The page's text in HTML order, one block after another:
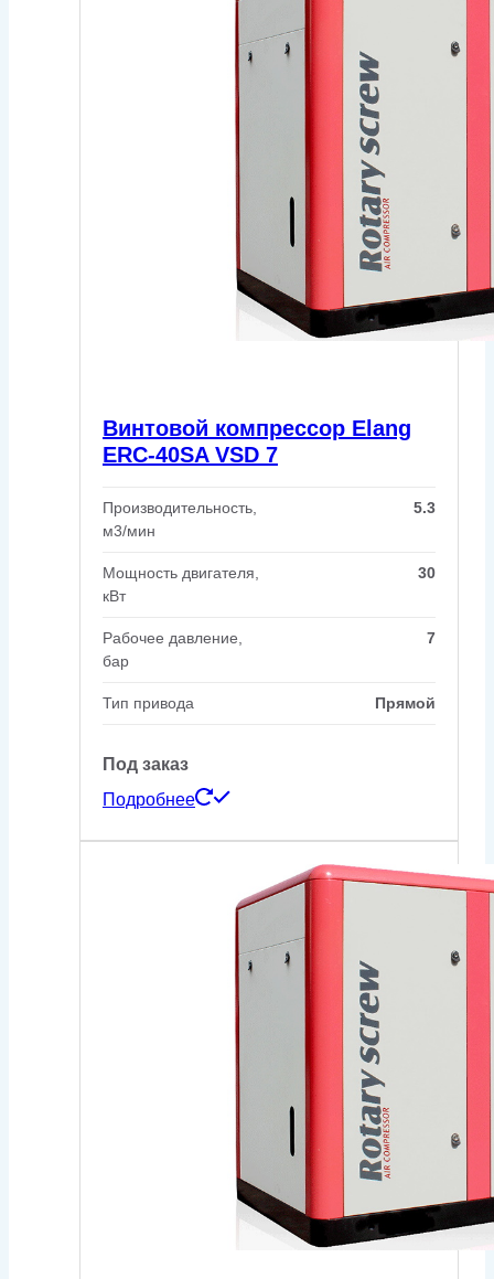
Винтовой компрессор Elang
ERC-40SA VSD 7
Производительность,
м3/мин
5.3
Мощность двигателя,
кВт
30
Рабочее давление,
бар
7
Тип привода Прямой
Под заказ
Подробнее